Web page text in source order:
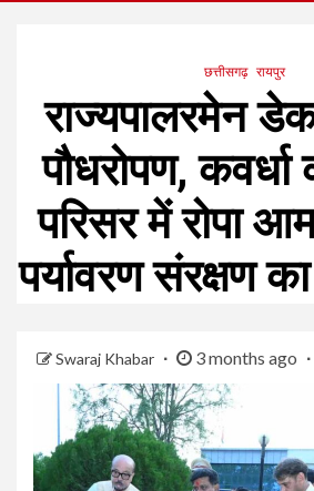
छत्तीसगढ़ रायपुर
राज्यपालरमेन
पौधरोपण,
परिसर में रोपा
पर्यावरण संरक्षण
Swaraj Khabar 3 months ago